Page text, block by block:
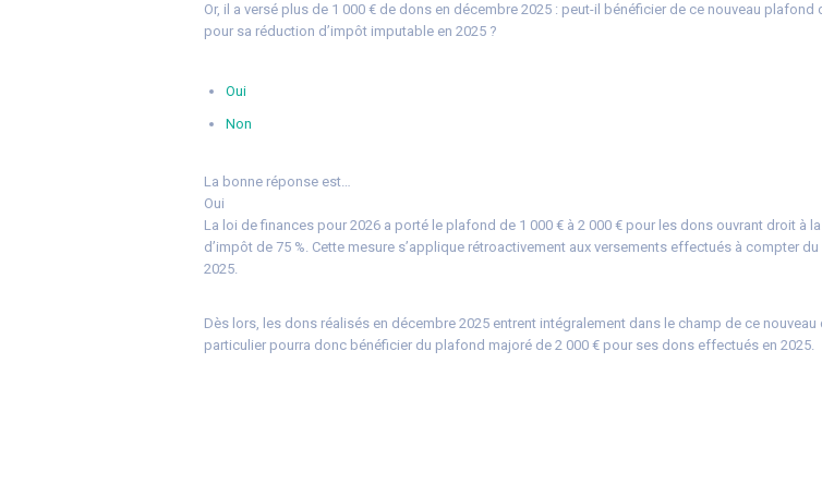
Or, il a versé plus de 1 000 € de dons en décembre 2025 : peut-il bénéficier de ce nouveau plafond
pour sa réduction d’impôt imputable en 2025 ?
Oui
Non
La bonne réponse est…
Oui
La loi de finances pour 2026 a porté le plafond de 1 000 € à 2 000 € pour les dons ouvrant droit à
d’impôt de 75 %. Cette mesure s’applique rétroactivement aux versements effectués à compter
2025.
Dès lors, les dons réalisés en décembre 2025 entrent intégralement dans le champ de ce
particulier pourra donc bénéficier du plafond majoré de 2 000 € pour ses dons effectués en 2025.